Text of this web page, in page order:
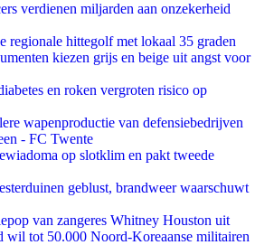
verdienen miljarden aan onzekerheid
regionale hittegolf met lokaal 35 graden
kiezen grijs en beige uit angst voor
en roken vergroten risico op
wapenproductie van defensiebedrijven
- FC Twente
op slotklim en pakt tweede
geblust, brandweer waarschuwt
van zangeres Whitney Houston uit
wil tot 50.000 Noord-Koreaanse militairen